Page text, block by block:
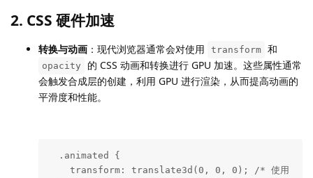
2. CSS 硬件加速
转换与动画 ：现代浏览器通常会对使用 transform 和
opacity
的 CSS 动画和转换进行 GPU 加速。这些属性通常
会触发合成层的创建，利用 GPU 进行渲染，从而提高动画的
平滑度和性能。